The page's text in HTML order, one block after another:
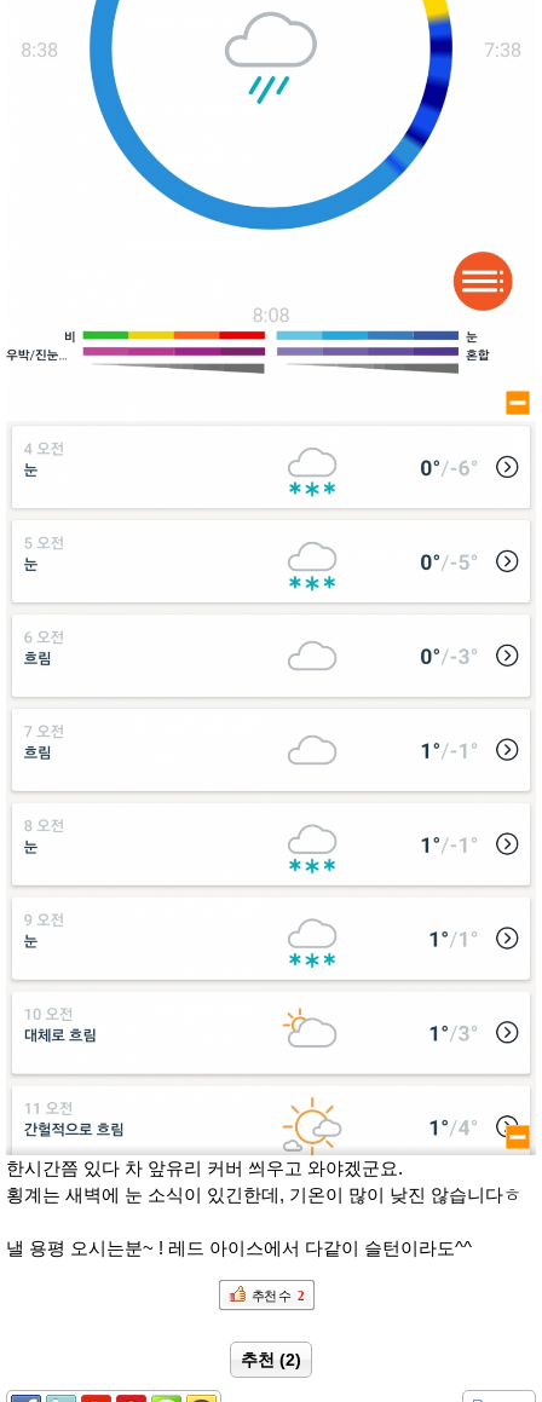
한시간쯤 있다 차 앞유리 커버 씌우고 와야겠군요.
횡계는 새벽에 눈 소식이 있긴한데, 기온이 많이 낮진 않습니다ㅎ
낼 용평 오시는분~ ! 레드 아이스에서 다같이 슬턴이라도^^
추천 수 2
추천 (2)